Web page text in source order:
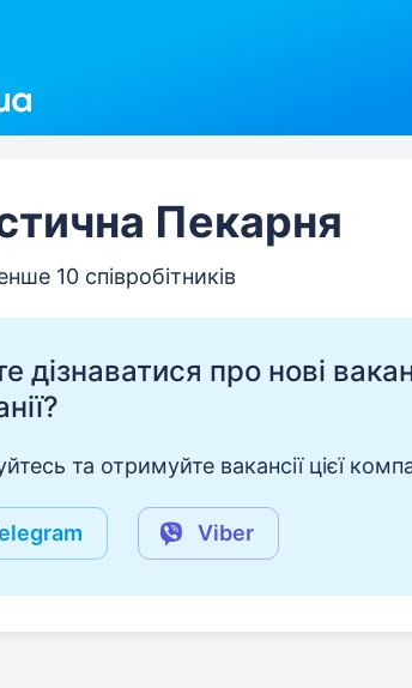
Пекарня
10 співробітників
дізнаватися про нові
та отримуйте вакансії цієї
Viber